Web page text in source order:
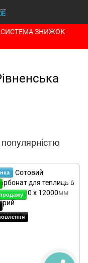
СИСТЕМА ЗНИЖОК